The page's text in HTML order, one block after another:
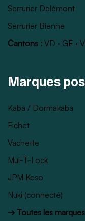
Serrurier Delémont
Serrurier Bienne
Cantons : VD · GE ·
Marques
Kaba / Dormakaba
Fichet
Vachette
Mul-T-Lock
JPM Keso
Nuki (connecté)
→ Toutes les marques